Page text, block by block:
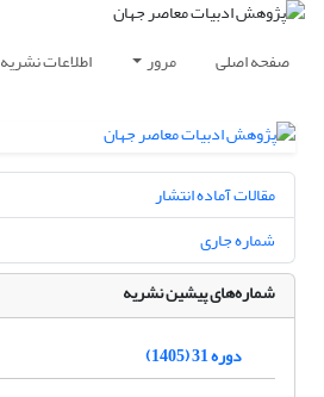
صفحه اصلی مرور اطلاعات نشریه
مقالات آماده انتشار
شماره جاری
شماره‌های پیشین نشریه
دوره 31 (1405)